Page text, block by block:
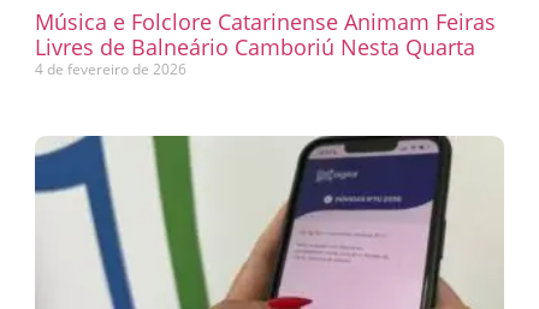
Música e Folclore Catarinense Animam Feiras
Livres de Balneário Camboriú Nesta Quarta
4 de fevereiro de 2026